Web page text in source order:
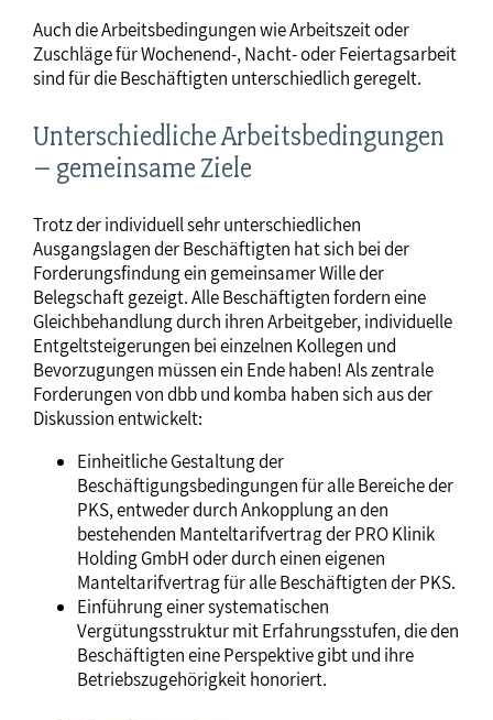
Auch die Arbeitsbedingungen wie Arbeitszeit oder
Zuschläge für Wochenend-, Nacht- oder Feiertagsarbeit
sind für die Beschäftigten unterschiedlich geregelt.
Unterschiedliche Arbeitsbedingungen
– gemeinsame Ziele
Trotz der individuell sehr unterschiedlichen
Ausgangslagen der Beschäftigten hat sich bei der
Forderungsfindung ein gemeinsamer Wille der
Belegschaft gezeigt. Alle Beschäftigten fordern eine
Gleichbehandlung durch ihren Arbeitgeber, individuelle
Entgeltsteigerungen bei einzelnen Kollegen und
Bevorzugungen müssen ein Ende haben! Als zentrale
Forderungen von dbb und komba haben sich aus der
Diskussion entwickelt:
Einheitliche Gestaltung der
Beschäftigungsbedingungen für alle Bereiche der
PKS, entweder durch Ankopplung an den
bestehenden Manteltarifvertrag der PRO Klinik
Holding GmbH oder durch einen eigenen
Manteltarifvertrag für alle Beschäftigten der PKS.
Einführung einer systematischen
Vergütungsstruktur mit Erfahrungsstufen, die den
Beschäftigten eine Perspektive gibt und ihre
Betriebszugehörigkeit honoriert.